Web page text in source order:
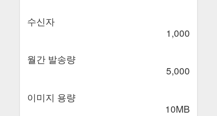
수신자
1,000
월간 발송량
5,000
이미지 용량
10MB